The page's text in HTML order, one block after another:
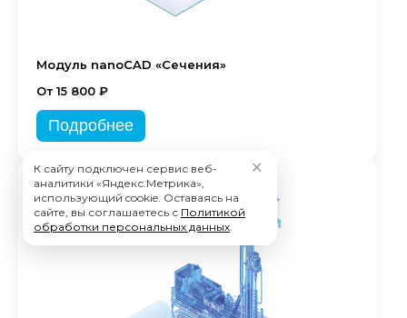
Модуль nanoCAD «Сечения»
От 15 800 ₽
Подробнее
К сайту подключен сервис веб-
аналитики «Яндекс.Метрика»,
использующий cookie. Оставаясь на
сайте, вы соглашаетесь с Политикой
обработки персональных данных.
✕